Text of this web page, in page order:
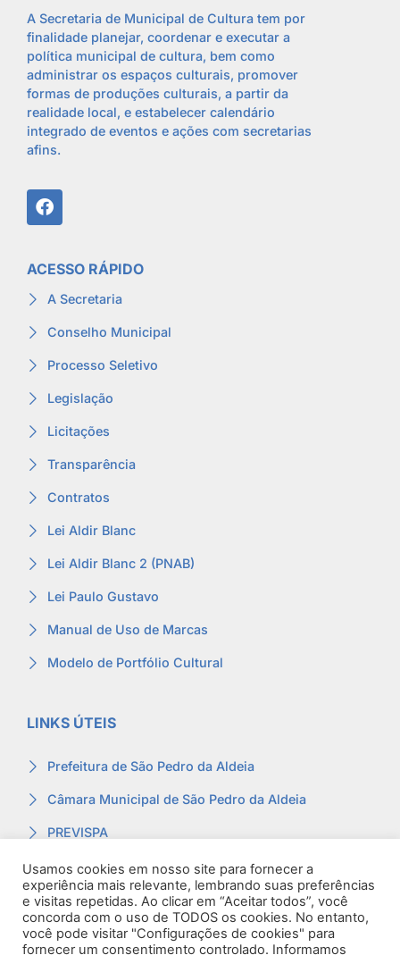
A Secretaria de Municipal de Cultura tem por
finalidade planejar, coordenar e executar a
política municipal de cultura, bem como
administrar os espaços culturais, promover
formas de produções culturais, a partir da
realidade local, e estabelecer calendário
integrado de eventos e ações com secretarias
afins.
ACESSO RÁPIDO
A Secretaria
Conselho Municipal
Processo Seletivo
Legislação
Licitações
Transparência
Contratos
Lei Aldir Blanc
Lei Aldir Blanc 2 (PNAB)
Lei Paulo Gustavo
Manual de Uso de Marcas
Modelo de Portfólio Cultural
LINKS ÚTEIS
Prefeitura de São Pedro da Aldeia
Câmara Municipal de São Pedro da Aldeia
PREVISPA
Ouvidoria
Contracheque
Webmail
Usamos cookies em nosso site para fornecer a
experiência mais relevante, lembrando suas preferências
e visitas repetidas. Ao clicar em “Aceitar todos”, você
concorda com o uso de TODOS os cookies. No entanto,
você pode visitar "Configurações de cookies" para
fornecer um consentimento controlado. Informamos